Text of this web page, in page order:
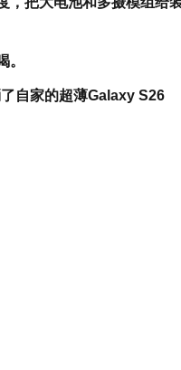
。
自家的超薄Galaxy S26